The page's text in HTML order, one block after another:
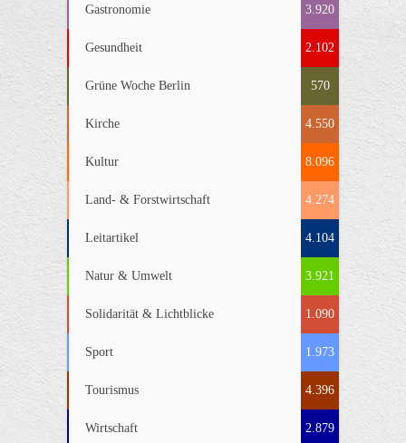
Gastronomie 3.920
Gesundheit 2.102
Grüne Woche Berlin 570
Kirche 4.550
Kultur 8.096
Land- & Forstwirtschaft 4.274
Leitartikel 4.104
Natur & Umwelt 3.921
Solidarität & Lichtblicke 1.090
Sport 1.973
Tourismus 4.396
Wirtschaft 2.879